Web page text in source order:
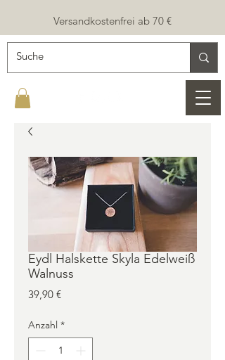
Versandkostenfrei ab 70 €
Eydl Halskette Skyla Edelweiß
Walnuss
39,90 €Preis
Anzahl *